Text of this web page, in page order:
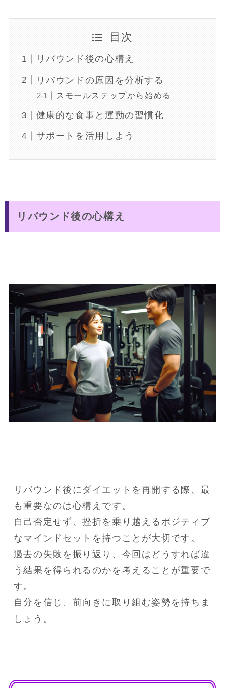
目次
リバウンド後の心構え
リバウンドの原因を分析する
スモールステップから始める
健康的な食事と運動の習慣化
サポートを活用しよう
リバウンド後の心構え
リバウンド後にダイエットを再開する際、最
も重要なのは心構えです。
自己否定せず、挫折を乗り越えるポジティブ
なマインドセットを持つことが大切です。
過去の失敗を振り返り、今回はどうすれば違
う結果を得られるのかを考えることが重要で
す。
自分を信じ、前向きに取り組む姿勢を持ちま
しょう。